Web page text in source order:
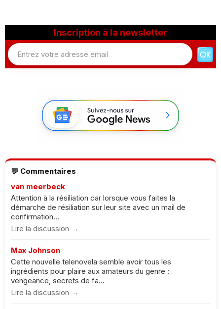
Inscription à la newsletter
💬 Commentaires
van meerbeck
Attention à la résiliation car lorsque vous faites la
démarche de résiliation sur leur site avec un mail de
confirmation...
Lire la discussion →
Max Johnson
Cette nouvelle telenovela semble avoir tous les
ingrédients pour plaire aux amateurs du genre :
vengeance, secrets de fa...
Lire la discussion →